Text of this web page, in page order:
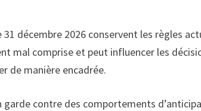
décembre 2026 conservent les règles
mal comprise et peut influencer les
de manière encadrée.
contre des comportements